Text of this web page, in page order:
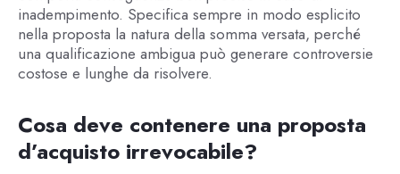
inadempimento. Specifica sempre in modo esplicito
nella proposta la natura della somma versata, perché
una qualificazione ambigua può generare controversie
costose e lunghe da risolvere.
Cosa deve contenere una proposta
d’acquisto irrevocabile?